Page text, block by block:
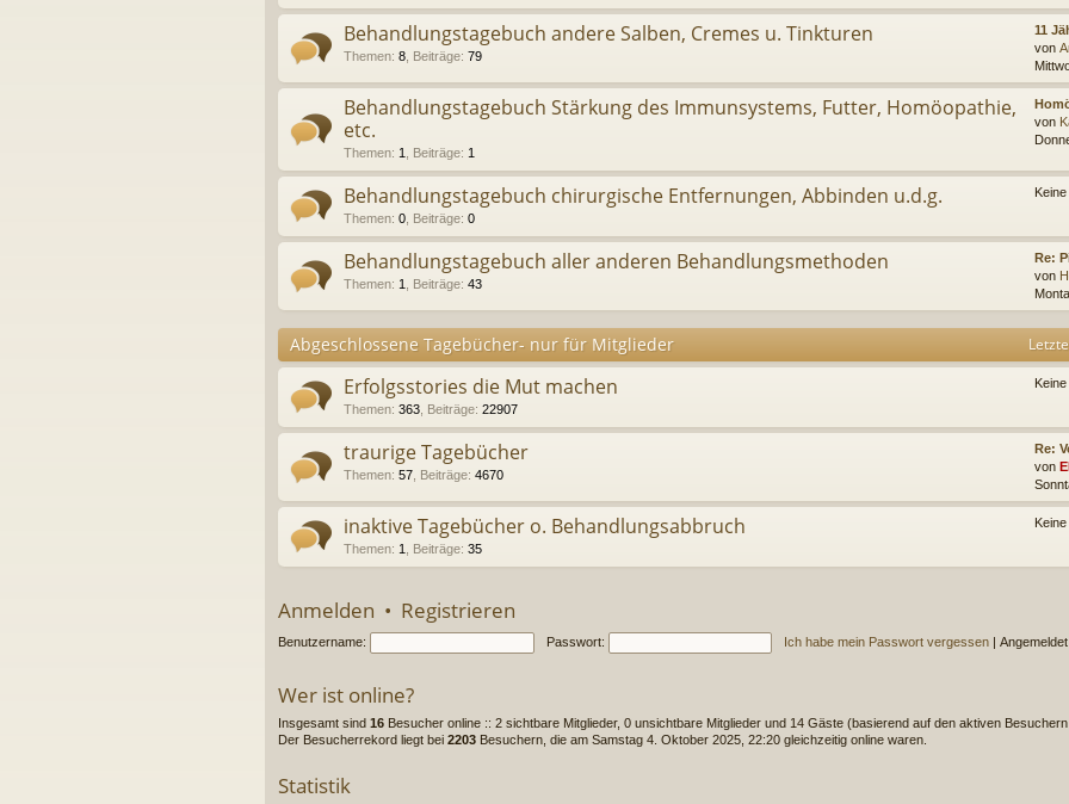
Behandlungstagebuch andere Salben, Cremes u. Tinkturen
Themen: 8 Beiträge: 79
11
von
Behandlungstagebuch Stärkung des Immunsystems, Futter, Homöopathie,
etc.
Themen: 1 Beiträge: 1
von
Behandlungstagebuch chirurgische Entfernungen, Abbinden u.d.g.
Themen: 0 Beiträge: 0
Behandlungstagebuch aller anderen Behandlungsmethoden
Themen: 1 Beiträge: 43
Re:
von
Abgeschlossene Tagebücher- nur für Mitglieder
Erfolgsstories die Mut machen
Themen: 363 Beiträge: 22907
traurige Tagebücher
Themen: 57 Beiträge: 4670
Re:
von
inaktive Tagebücher o. Behandlungsabbruch
Themen: 1 Beiträge: 35
Anmelden • Registrieren
Benutzername: Passwort: Ich habe mein Passwort vergessen |
Wer ist online?
Insgesamt sind 16 Besucher online :: 2 sichtbare Mitglieder, 0 unsichtbare Mitglieder und 14 Gäste (basierend auf den aktiven
Der Besucherrekord liegt bei 2203 Besuchern, die am Samstag 4. Oktober 2025, 22:20 gleichzeitig online waren.
Statistik